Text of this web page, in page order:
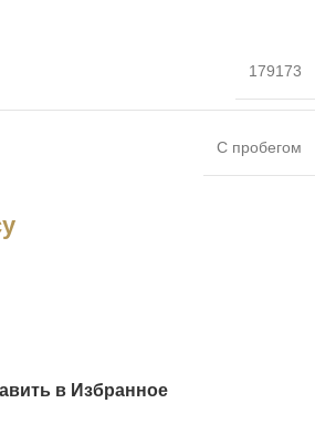
179173
С пробегом
в Избранное